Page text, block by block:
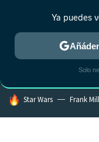
MENÚ
ESTRENOS
HOY SE HABLA DE
Star Wars Frank
Ya puedes
Solo